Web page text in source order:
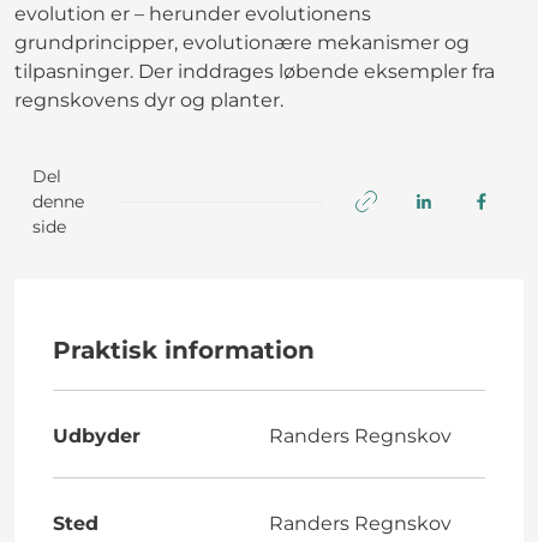
evolution er – herunder evolutionens
grundprincipper, evolutionære mekanismer og
tilpasninger. Der inddrages løbende eksempler fra
regnskovens dyr og planter.
Del
denne
side
Praktisk information
Udbyder Randers Regnskov
Sted
Randers Regnskov